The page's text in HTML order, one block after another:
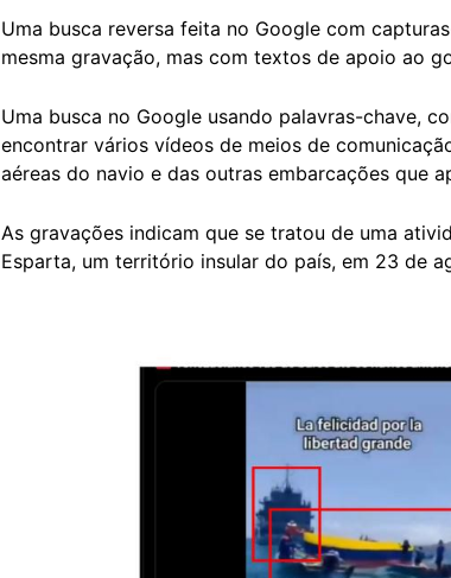
Uma busca reversa feita no Google com
mesma gravação, mas com textos de apoio ao
Uma busca no Google usando palavras-chave,
encontrar vários vídeos de meios de
aéreas do navio e das outras embarcações que
As gravações indicam que se tratou de uma
Esparta, um território insular do país, em 23 de